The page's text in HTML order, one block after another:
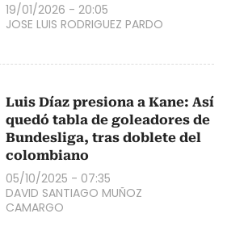
19/01/2026 - 20:05
JOSE LUIS RODRIGUEZ PARDO
Luis Díaz presiona a Kane: Así
quedó tabla de goleadores de
Bundesliga, tras doblete del
colombiano
05/10/2025 - 07:35
DAVID SANTIAGO MUÑOZ
CAMARGO